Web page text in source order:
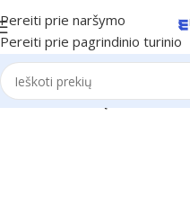
Pereiti prie naršymo
Pereiti prie pagrindinio turinio
Pradžia Ronix Įrankiai